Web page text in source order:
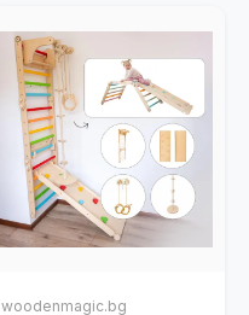
woodenmagic.bg